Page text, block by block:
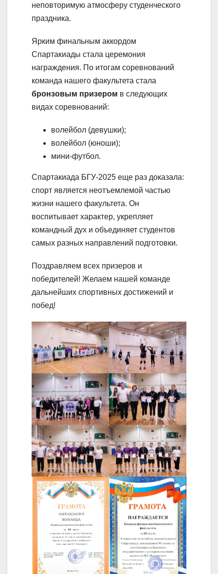
неповторимую атмосферу студенческого
праздника.
Ярким финальным аккордом
Спартакиады стала церемония
награждения. По итогам соревнований
команда нашего факультета стала
бронзовым призером в следующих
видах соревнований:
волейбол (девушки);
волейбол (юноши);
мини-футбол.
Спартакиада БГУ-2025 еще раз доказала:
спорт является неотъемлемой частью
жизни нашего факультета. Он
воспитывает характер, укрепляет
командный дух и объединяет студентов
самых разных направлений подготовки.
Поздравляем всех призеров и
победителей! Желаем нашей команде
дальнейших спортивных достижений и
побед!